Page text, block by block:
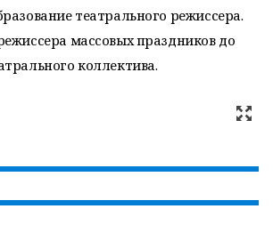
театрального режиссера.
массовых праздников до
коллектива.